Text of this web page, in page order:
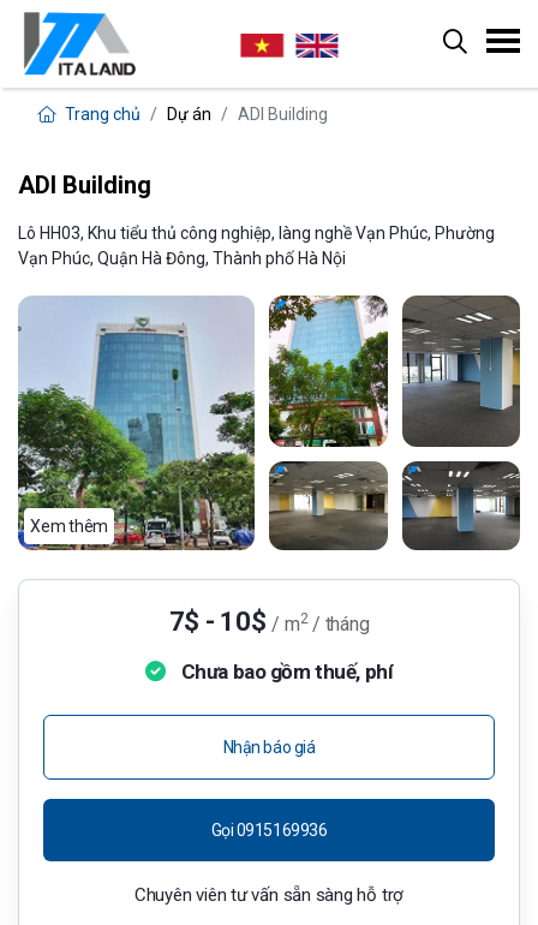
Trang chủ Dự án ADI Building
ADI Building
Lô HH03, Khu tiểu thủ công nghiệp, làng nghề Vạn Phúc, Phường
Vạn Phúc, Quận Hà Đông, Thành phố Hà Nội
Xem thêm
7$ - 10$ / m2/ tháng
Chưa bao gồm thuế, phí
Nhận báo giá
Gọi 0915169936
Chuyên viên tư vấn sẵn sàng hỗ trợ